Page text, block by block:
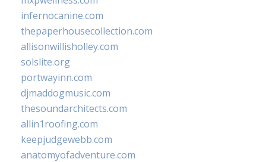
infernocanine.com
thepaperhousecollection.com
allisonwillisholley.com
solslite.org
portwayinn.com
djmaddogmusic.com
thesoundarchitects.com
allin1roofing.com
keepjudgewebb.com
anatomyofadventure.com